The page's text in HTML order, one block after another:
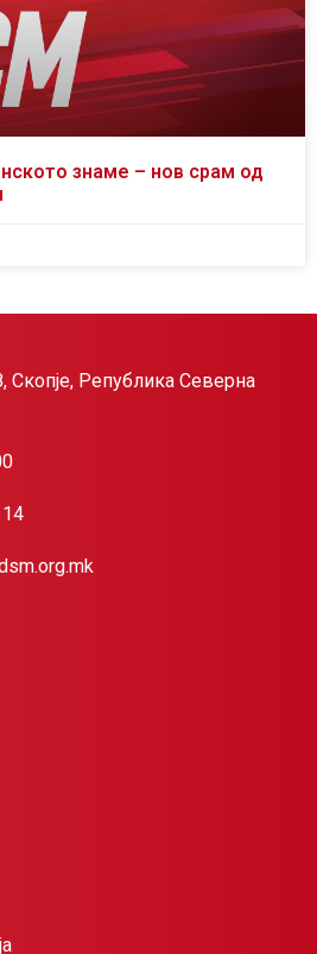
знаме – нов срам од
Скопје, Република Северна